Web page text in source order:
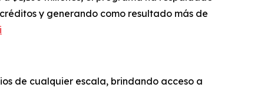
y generando como resultado más de
de cualquier escala, brindando acceso a